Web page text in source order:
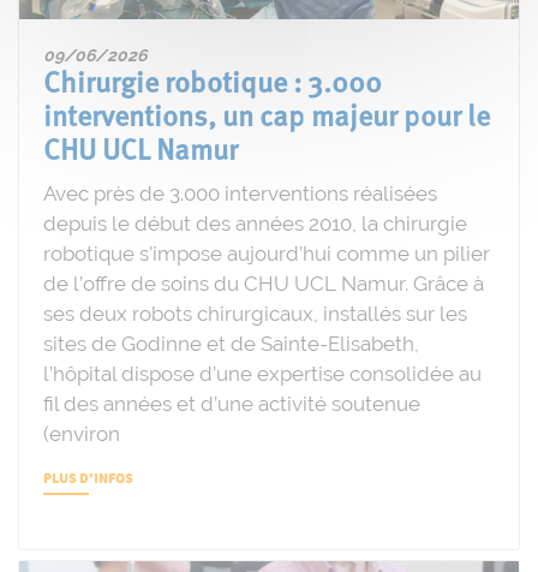
09/06/2026
Chirurgie robotique : 3.000
interventions, un cap majeur pour le
CHU UCL Namur
Avec près de 3.000 interventions réalisées
depuis le début des années 2010, la chirurgie
robotique s’impose aujourd’hui comme un pilier
de l’offre de soins du CHU UCL Namur. Grâce à
ses deux robots chirurgicaux, installés sur les
sites de Godinne et de Sainte-Elisabeth,
l’hôpital dispose d’une expertise consolidée au
fil des années et d’une activité soutenue
(environ
PLUS D'INFOS